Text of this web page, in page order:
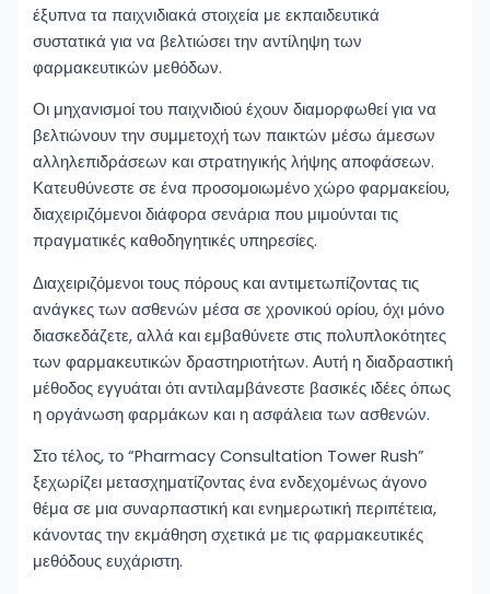
έξυπνα τα παιχνιδιακά στοιχεία με εκπαιδευτικά
συστατικά για να βελτιώσει την αντίληψη των
φαρμακευτικών μεθόδων.
Οι μηχανισμοί του παιχνιδιού έχουν διαμορφωθεί για να
βελτιώνουν την συμμετοχή των παικτών μέσω άμεσων
αλληλεπιδράσεων και στρατηγικής λήψης αποφάσεων.
Κατευθύνεστε σε ένα προσομοιωμένο χώρο φαρμακείου,
διαχειριζόμενοι διάφορα σενάρια που μιμούνται τις
πραγματικές καθοδηγητικές υπηρεσίες.
Διαχειριζόμενοι τους πόρους και αντιμετωπίζοντας τις
ανάγκες των ασθενών μέσα σε χρονικού ορίου, όχι μόνο
διασκεδάζετε, αλλά και εμβαθύνετε στις πολυπλοκότητες
των φαρμακευτικών δραστηριοτήτων. Αυτή η διαδραστική
μέθοδος εγγυάται ότι αντιλαμβάνεστε βασικές ιδέες όπως
η οργάνωση φαρμάκων και η ασφάλεια των ασθενών.
Στο τέλος, το “Pharmacy Consultation Tower Rush”
ξεχωρίζει μετασχηματίζοντας ένα ενδεχομένως άγονο
θέμα σε μια συναρπαστική και ενημερωτική περιπέτεια,
κάνοντας την εκμάθηση σχετικά με τις φαρμακευτικές
μεθόδους ευχάριστη.